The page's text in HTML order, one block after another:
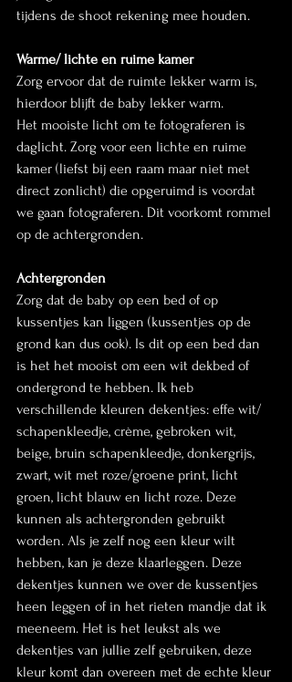
tijdens de shoot rekening mee houden.
Warme/ lichte en ruime kamer
Zorg ervoor dat de ruimte lekker warm is,
hierdoor blijft de baby lekker warm.
Het mooiste licht om te fotograferen is
daglicht. Zorg voor een lichte en ruime
kamer (liefst bij een raam maar niet met
direct zonlicht) die opgeruimd is voordat
we gaan fotograferen. Dit voorkomt rommel
op de achtergronden.
Achtergronden
Zorg dat de baby op een bed of op
kussentjes kan liggen (kussentjes op de
grond kan dus ook). Is dit op een bed dan
is het het mooist om een wit dekbed of
ondergrond te hebben. Ik heb
verschillende kleuren dekentjes: effe wit/
schapenkleedje, crème, gebroken wit,
beige, bruin schapenkleedje, donkergrijs,
zwart, wit met roze/groene print, licht
groen, licht blauw en licht roze. Deze
kunnen als achtergronden gebruikt
worden. Als je zelf nog een kleur wilt
hebben, kan je deze klaarleggen. Deze
dekentjes kunnen we over de kussentjes
heen leggen of in het rieten mandje dat ik
meeneem. Het is het leukst als we
dekentjes van jullie zelf gebruiken, deze
kleur komt dan overeen met de echte kleur